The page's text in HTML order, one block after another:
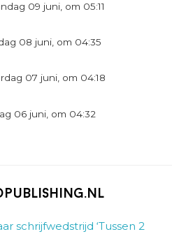
09 juni, om 05:11
08 juni, om 04:35
07 juni, om 04:18
06 juni, om 04:32
schrijfwedstrijd ‘Tussen 2